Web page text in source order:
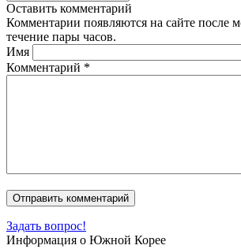
Оставить комментарий
Комментарии появляются на сайте после
течение пары часов.
Имя
Комментарий *
Задать вопрос!
Информация о Южной Корее